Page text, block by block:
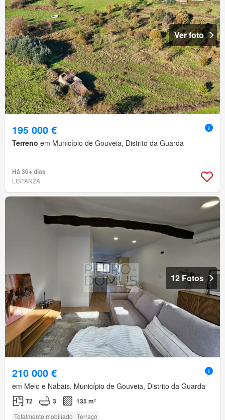
Ver foto
195 000 €
Terreno em Município de Gouveia, Distrito da Guarda
Há 30+ dias
LISTANZA
12 Fotos
210 000 €
em Melo e Nabais, Município de Gouveia, Distrito da Guarda
T2 3 135 m²
Totalmente mobiliado Terraço